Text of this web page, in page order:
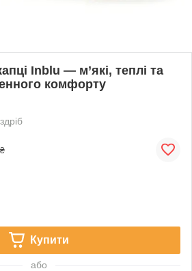
Inblu — м’які, теплі та
комфорту
Купити
або